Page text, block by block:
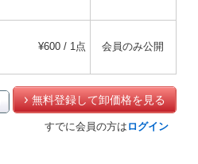
¥600 / 1点 会員のみ公開
無料登録して卸価格を見る
すでに会員の方は ログイン